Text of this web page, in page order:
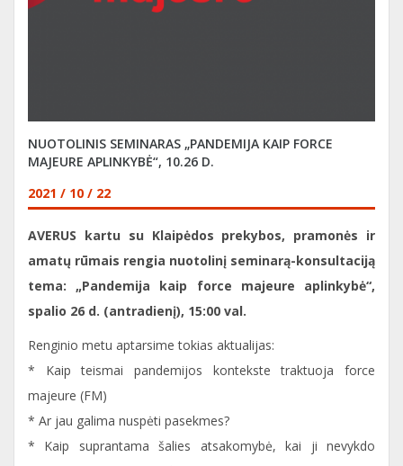
NUOTOLINIS SEMINARAS „PANDEMIJA KAIP FORCE
MAJEURE APLINKYBĖ“, 10.26 D.
2021 / 10 / 22
AVERUS kartu su Klaipėdos prekybos, pramonės ir
amatų rūmais rengia nuotolinį seminarą-konsultaciją
tema: „Pandemija kaip force majeure aplinkybė“,
spalio 26 d. (antradienį), 15:00 val.
Renginio metu aptarsime tokias aktualijas:
* Kaip teismai pandemijos kontekste traktuoja force
majeure (FM)
* Ar jau galima nuspėti pasekmes?
* Kaip suprantama šalies atsakomybė, kai ji nevykdo